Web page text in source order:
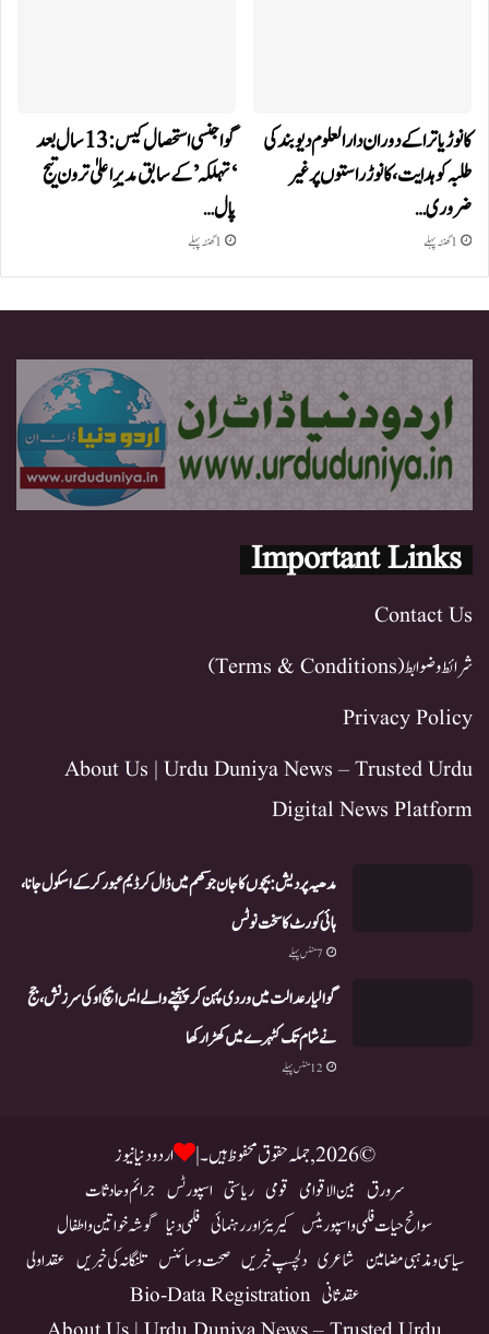
کانوڑ یاترا کے دوران دارالعلوم دیوبند کی
طلبہ کو ہدایت، کانوڑ راستوں پر غیر
ضروری…
1 گھنٹہ پہلے
گوا جنسی استحصال کیس: 13 سال بعد
‘تہلکہ’ کے سابق مدیرِ اعلیٰ ترون تیج
پال…
1 گھنٹہ پہلے
Important Links
Contact Us
شرائط و ضوابط (Terms & Conditions)
Privacy Policy
About Us | Urdu Duniya News – Trusted Urdu
Digital News Platform
مدھیہ پردیش: بچوں کا جان جوکھم میں ڈال کر ڈیم عبور کر کے اسکول جانا،
ہائی کورٹ کا سخت نوٹس
7 منٹس پہلے
گوالیار عدالت میں وردی پہن کر پہنچنے والے ایس ایچ او کی سرزنش، جج
نے شام تک کٹہرے میں کھڑا رکھا
12 منٹس پہلے
© 2026, جملہ حقوق محفوظ ہیں۔ | اردو دنیا نیوز
سرورق بین الاقوامی قومی ریاستی اسپورٹس جرائم و حادثات
سوانح حیات فلمی و اسپوریٹس کیریئر اور رہنمائی فلمی دنیا گوشہ خواتین و اطفال
سیاسی و مذہبی مضامین شاعری دلچسپ خبریں صحت و سائنس تلنگانہ کی خبریں عقد اولی
عقد ثانی Bio-Data Registration